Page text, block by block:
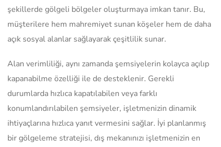
şekillerde gölgeli bölgeler oluşturmaya imkan tanır. Bu,
müşterilere hem mahremiyet sunan köşeler hem de daha
açık sosyal alanlar sağlayarak çeşitlilik sunar.
Alan verimliliği, aynı zamanda şemsiyelerin kolayca açılıp
kapanabilme özelliği ile de desteklenir. Gerekli
durumlarda hızlıca kapatılabilen veya farklı
konumlandırılabilen şemsiyeler, işletmenizin dinamik
ihtiyaçlarına hızlıca yanıt vermesini sağlar. İyi planlanmış
bir gölgeleme stratejisi, dış mekanınızı işletmenizin en